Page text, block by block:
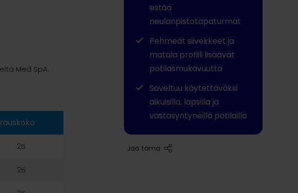
Med SpA.
25
25
estää
neulanpistotapaturmat
Pehmeät siivekkeet ja
matala profiili lisäävät
potilasmukavuutta
Soveltuu käytettäväksi
aikuisilla, lapsilla ja
vastasyntyneillä potilailla
Jaa tämä